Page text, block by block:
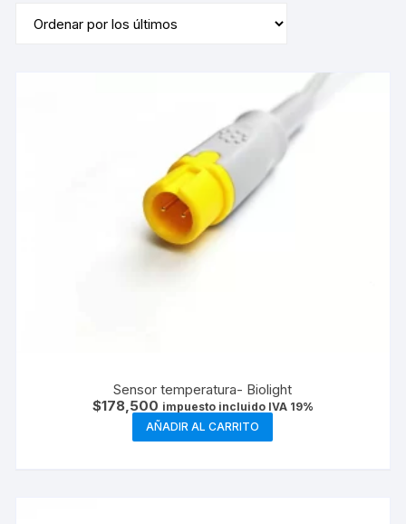
Sensor temperatura- Biolight
$178,500 impuesto incluido IVA 19%
AÑADIR AL CARRITO